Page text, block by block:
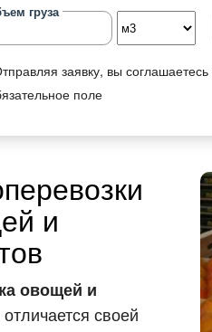
товарных груп
перевозка продуктов
мебели
одежды и обуви
запчастей
оборудования
бумаги
груза
заявку, вы
поле
и
овощей и
отличается своей